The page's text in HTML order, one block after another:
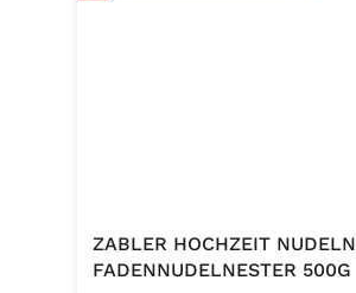
ZABLER HOCHZEIT NUDELN
FADENNUDELNESTER 500G